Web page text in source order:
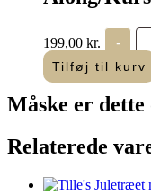
199,00 kr. -
Tilføj til kurv
Måske er dette
Relaterede